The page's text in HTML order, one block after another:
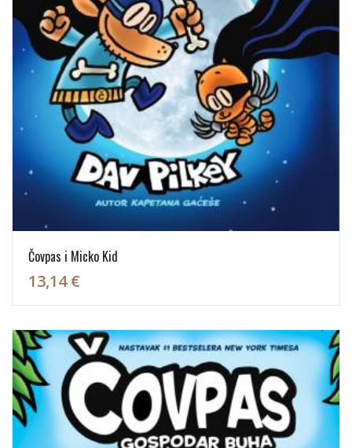
Čovpas i Micko Kid
13,14 €